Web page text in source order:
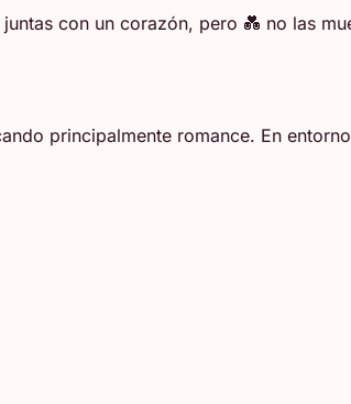
con un corazón, pero 💑 no las
principalmente romance. En